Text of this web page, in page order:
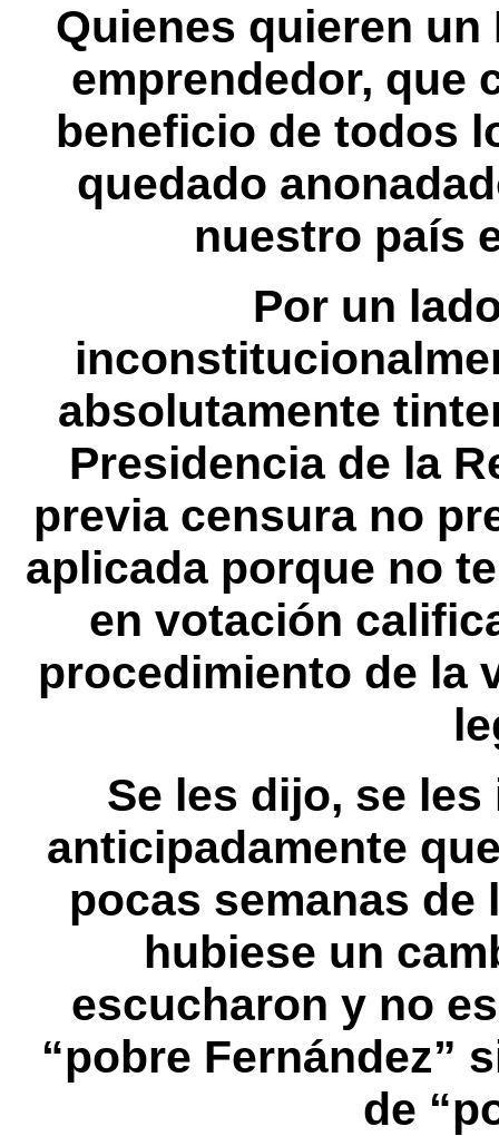
Quienes quieren
emprendedor, que
beneficio de todos
quedado
nuestro país
Por un
absolutamente
Presidencia de la
previa censura no
aplicada porque no
en votación
procedimiento de la
Se les dijo, se
anticipadamente
pocas semanas de
hubiese un
escucharon y no
“pobre Fernández”
de